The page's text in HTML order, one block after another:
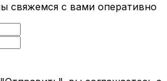
свяжемся с вами оперативно